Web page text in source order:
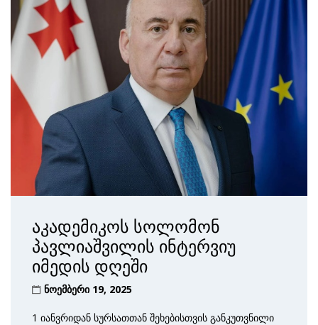
აკადემიკოს სოლომონ
პავლიაშვილის ინტერვიუ
იმედის დღეში
ნოემბერი 19, 2025
1 იანვრიდან სურსათთან შეხებისთვის განკუთვნილი